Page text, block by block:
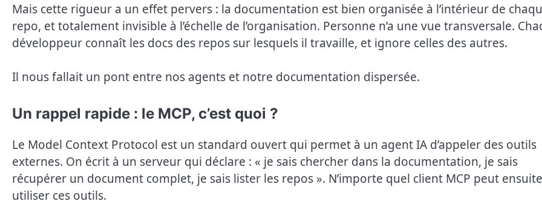
Mais cette rigueur a un effet pervers : la documentation est bien organisée à l’intérieur de
repo, et totalement invisible à l’échelle de l’organisation. Personne n’a une vue transversale.
développeur connaît les docs des repos sur lesquels il travaille, et ignore celles des autres.
Il nous fallait un pont entre nos agents et notre documentation dispersée.
Un rappel rapide : le MCP, c’est quoi ?
Le Model Context Protocol est un standard ouvert qui permet à un agent IA d’appeler des outils
externes. On écrit à un serveur qui déclare : « je sais chercher dans la documentation, je sais
récupérer un document complet, je sais lister les repos ». N’importe quel client MCP peut ensuite
utiliser ces outils.